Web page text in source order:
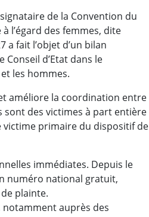
de la Convention du
l’égard des femmes, dite
a fait l’objet d’un bilan
d’Etat dans le
les hommes.
améliore la coordination entre
sont des victimes à part entière
primaire du dispositif de
immédiates. Depuis le
numéro national gratuit,
plainte.
notamment auprès des